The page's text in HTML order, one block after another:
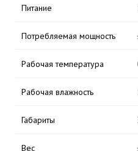
Питание
Потребляемая мощность
Рабочая температура
Рабочая влажность
Габариты
Вес